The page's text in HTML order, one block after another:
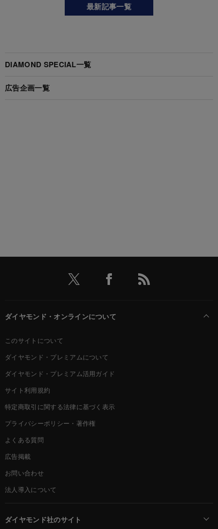
最新記事一覧
DIAMOND SPECIAL一覧
広告企画一覧
ダイヤモンド・オンラインについて
このサイトについて
ダイヤモンド・プレミアムについて
ダイヤモンド・プレミアム活用ガイド
サイト利用規約
特定商取引に関する法律に基づく表示
プライバシーポリシー・著作権
よくある質問
広告掲載
お問い合わせ
法人導入について
ダイヤモンド社のサイト